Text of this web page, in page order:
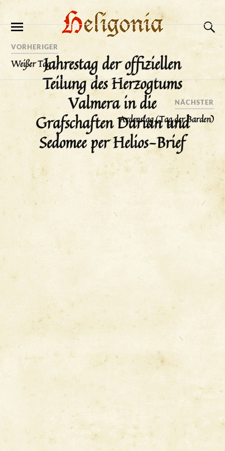
Jahrestag der offiziellen
Teilung des Herzogtums
Valmera in die
Grafschaften Darian und
Sedomee per Helios-Brief
VORHERIGER
Weißer Tag
NÄCHSTER
Ardenstag (Tag der Barden)